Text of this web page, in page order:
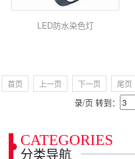
LED防水染色灯
首页 上一页 下一页 尾页
录/页 转到：
CATEGORIES
分类导航